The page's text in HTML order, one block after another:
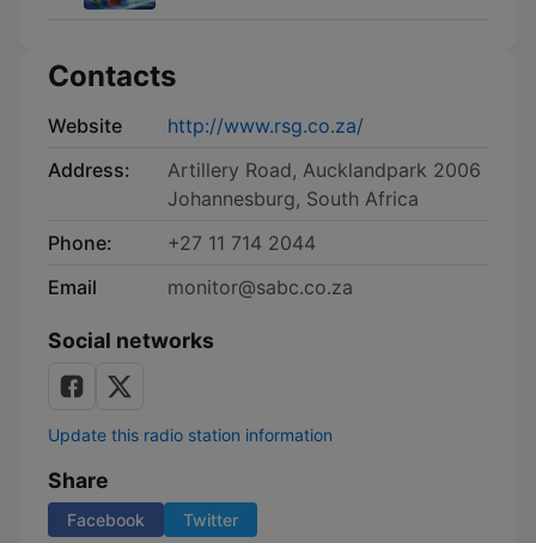
Contacts
Website
http://www.rsg.co.za/
Address:
Artillery Road, Aucklandpark 2006
Johannesburg, South Africa
Phone:
+27 11 714 2044
Email
monitor@sabc.co.za
Social networks
Update this radio station information
Share
Facebook Twitter